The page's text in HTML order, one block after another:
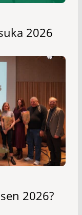
2026
2026?